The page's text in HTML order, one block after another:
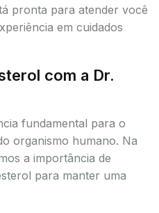
pronta para atender você
em cuidados
com a Dr.
fundamental para o
organismo humano. Na
a importância de
para manter uma